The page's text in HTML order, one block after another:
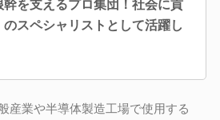
を支えるプロ集団！社会に貢
スペシャリストとして活躍し
産業や半導体製造工場で使用する